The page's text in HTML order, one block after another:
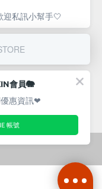
迎私訊小幫手🤍
會員🐘
惠資訊❤
帳號